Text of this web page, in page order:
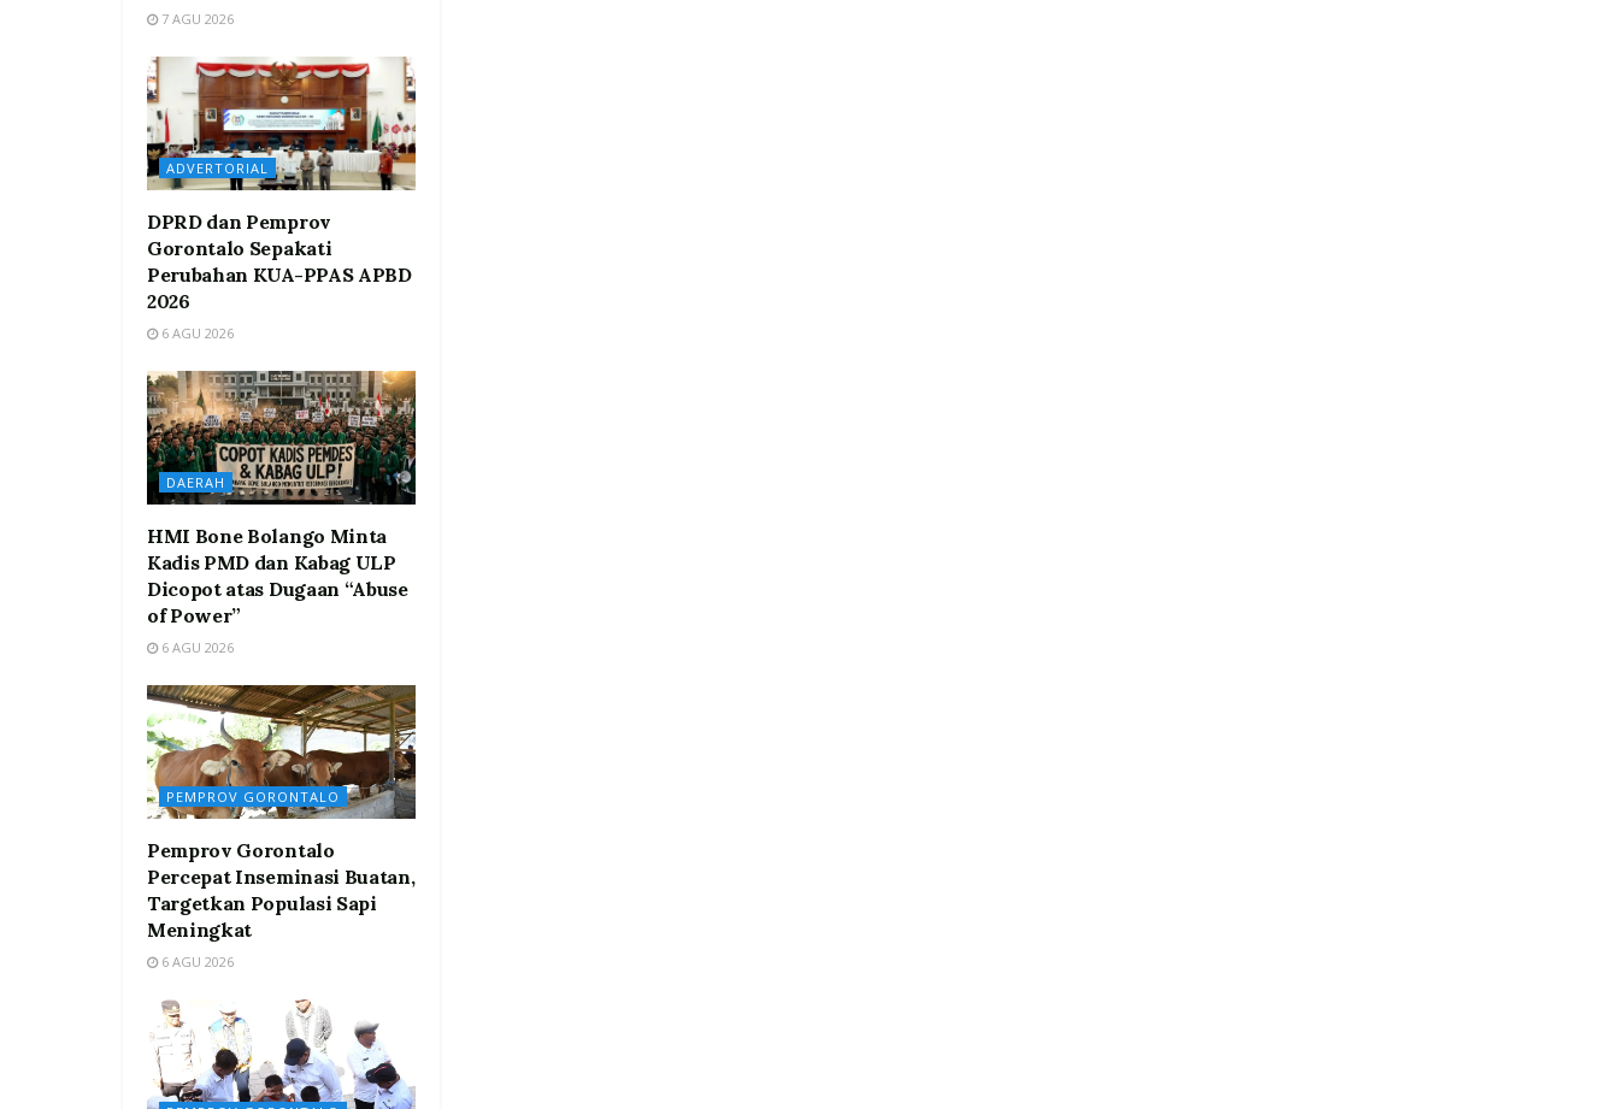
7 AGU 2026
ADVERTORIAL
DPRD dan Pemprov
Gorontalo Sepakati
Perubahan KUA-PPAS APBD
2026
6 AGU 2026
DAERAH
HMI Bone Bolango Minta
Kadis PMD dan Kabag ULP
Dicopot atas Dugaan “Abuse
of Power”
6 AGU 2026
PEMPROV GORONTALO
Pemprov Gorontalo
Percepat Inseminasi Buatan,
Targetkan Populasi Sapi
Meningkat
6 AGU 2026